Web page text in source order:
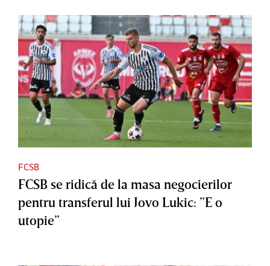
FCSB
FCSB se ridică de la masa negocierilor
pentru transferul lui Jovo Lukic: ”E o
utopie”